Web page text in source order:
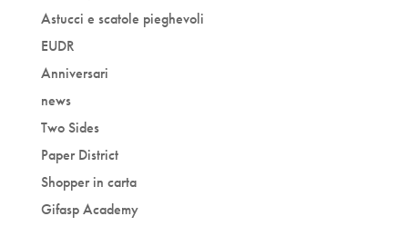
Astucci e scatole pieghevoli
EUDR
Anniversari
news
Two Sides
Paper District
Shopper in carta
Gifasp Academy